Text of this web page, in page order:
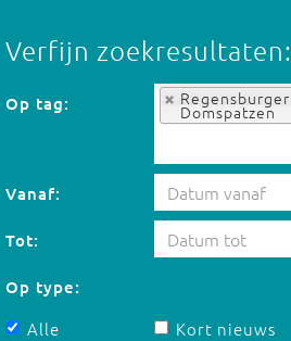
Verfijn zoekresultaten:
Op tag: Regensburger
Domspatzen
Op tag:
Vanaf:
Tot:
Op type:
Alle
Kort nieuws